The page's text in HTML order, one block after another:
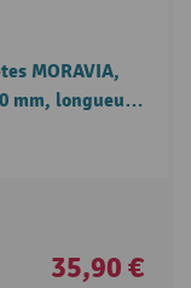
MORAVIA,
mm, longueur
35,90 €